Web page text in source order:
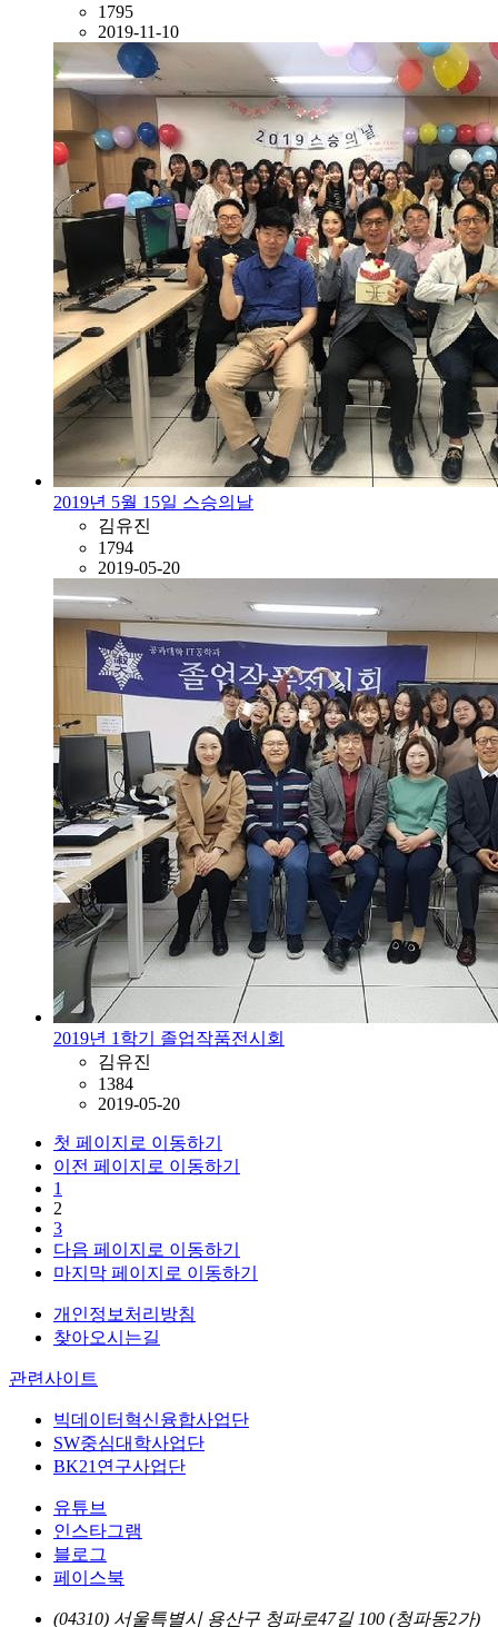
1795
2019-11-10
2019년 5월 15일 스승의날
김유진
1794
2019-05-20
2019년 1학기 졸업작품전시회
김유진
1384
2019-05-20
첫 페이지로 이동하기
이전 페이지로 이동하기
1
2
3
다음 페이지로 이동하기
마지막 페이지로 이동하기
개인정보처리방침
찾아오시는길
관련사이트
빅데이터혁신융합사업단
SW중심대학사업단
BK21연구사업단
유튜브
인스타그램
블로그
페이스북
(04310) 서울특별시 용산구 청파로47길 100 (청파동2가)